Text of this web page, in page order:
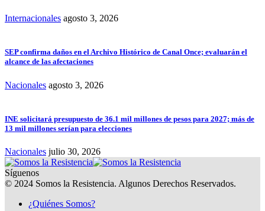
Internacionales agosto 3, 2026
SEP confirma daños en el Archivo Histórico de Canal Once; evaluarán el
alcance de las afectaciones
Nacionales agosto 3, 2026
INE solicitará presupuesto de 36.1 mil millones de pesos para 2027; más de
13 mil millones serían para elecciones
Nacionales julio 30, 2026
Síguenos
© 2024 Somos la Resistencia. Algunos Derechos Reservados.
¿Quiénes Somos?